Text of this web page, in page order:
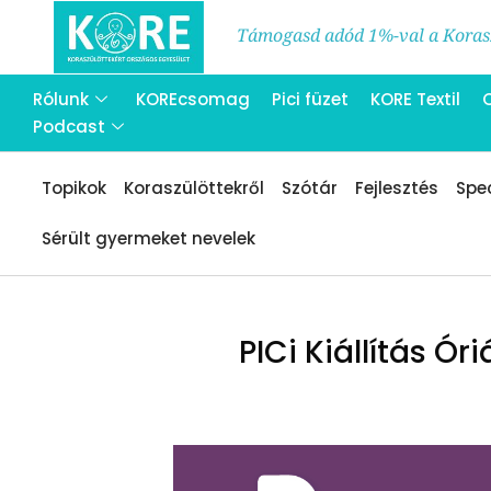
Támogasd adód 1%-val a
Rólunk KOREcsomag Pici füzet KORE Textil
Podcast
Topikok Koraszülöttekről Szótár Fejlesztés
Sérült gyermeket nevelek
PICi Kiállítás